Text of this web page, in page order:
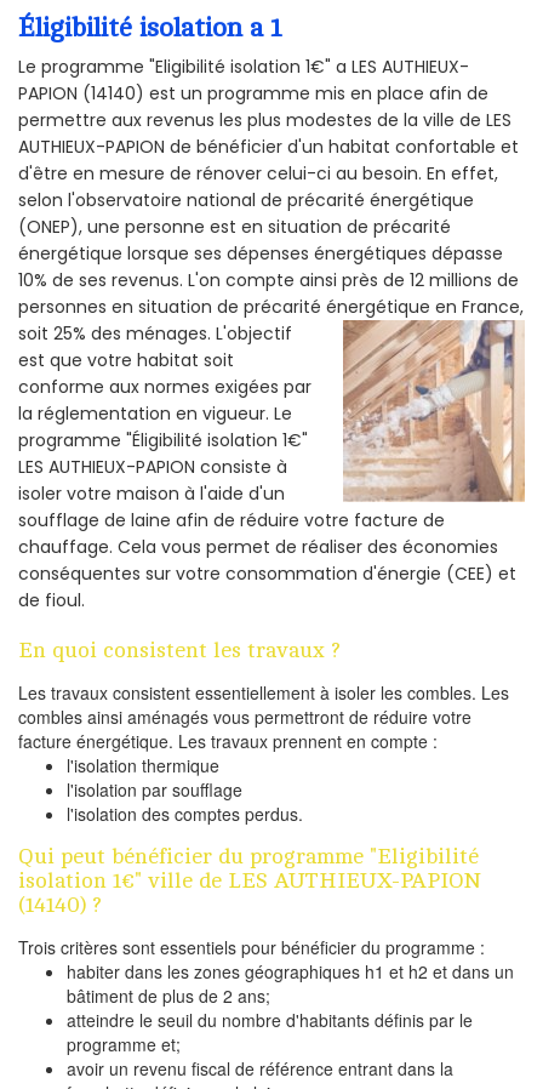
Éligibilité isolation a 1
Le programme "Eligibilité isolation 1€" a LES AUTHIEUX-
PAPION (14140) est un programme mis en place afin de
permettre aux revenus les plus modestes de la ville de LES
AUTHIEUX-PAPION de bénéficier d'un habitat confortable et
d'être en mesure de rénover celui-ci au besoin. En effet,
selon l'observatoire national de précarité énergétique
(ONEP), une personne est en situation de précarité
énergétique lorsque ses dépenses énergétiques dépasse
10% de ses revenus. L'on compte ainsi près de 12 millions de
personnes en situation de précarité énergétique en France,
soit 25% des ménages. L'objectif
est que votre habitat soit
conforme aux normes exigées par
la réglementation en vigueur. Le
programme "Éligibilité isolation 1€"
LES AUTHIEUX-PAPION consiste à
isoler votre maison à l'aide d'un
soufflage de laine afin de réduire votre facture de
chauffage. Cela vous permet de réaliser des économies
conséquentes sur votre consommation d'énergie (CEE) et
de fioul.
En quoi consistent les travaux ?
Les travaux consistent essentiellement à isoler les combles. Les
combles ainsi aménagés vous permettront de réduire votre
facture énergétique. Les travaux prennent en compte :
l'isolation thermique
l'isolation par soufflage
l'isolation des comptes perdus.
Qui peut bénéficier du programme "Eligibilité
isolation 1€" ville de LES AUTHIEUX-PAPION
(14140) ?
Trois critères sont essentiels pour bénéficier du programme :
habiter dans les zones géographiques h1 et h2 et dans un
bâtiment de plus de 2 ans;
atteindre le seuil du nombre d'habitants définis par le
programme et;
avoir un revenu fiscal de référence entrant dans la